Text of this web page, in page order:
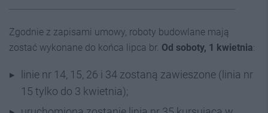
Zgodnie z zapisami umowy, roboty budowlane mają
zostać wykonane do końca lipca br. Od soboty, 1 kwietnia:
linie nr 14, 15, 26 i 34 zostaną zawieszone (linia nr
15 tylko do 3 kwietnia);